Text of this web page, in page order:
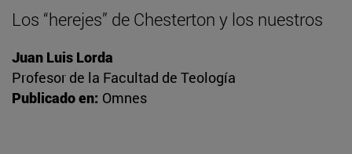
Los “herejes” de Chesterton y los nuestros
Juan Luis Lorda
Profesor de la Facultad de Teología
Publicado en: Omnes